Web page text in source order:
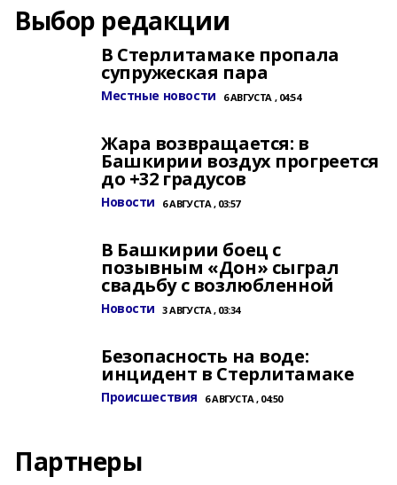
Выбор редакции
В Стерлитамаке пропала
супружеская пара
Местные новости 6 АВГУСТА , 04:54
Жара возвращается: в
Башкирии воздух прогреется
до +32 градусов
Новости 6 АВГУСТА , 03:57
В Башкирии боец с
позывным «Дон» сыграл
свадьбу с возлюбленной
Новости 3 АВГУСТА , 03:34
Безопасность на воде:
инцидент в Стерлитамаке
Происшествия 6 АВГУСТА , 04:50
Партнеры